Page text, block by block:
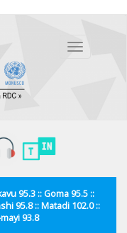
Toggle
95.3 :: Goma 95.5 ::
95.8 :: Matadi 102.0 ::
93.8